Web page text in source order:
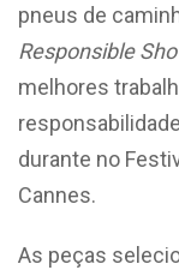
pneus de
Responsible
melhores
durante no
Cannes.
As peças